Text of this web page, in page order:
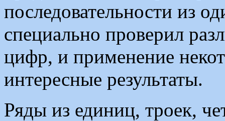
последовательности из
специально проверил
цифр, и применение
интересные результаты.
Ряды из единиц, троек,